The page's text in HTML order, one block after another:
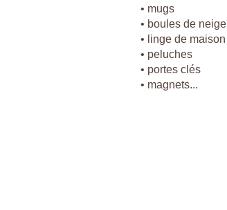
• mugs
• boules de neige
• linge de maison
• peluches
• portes clés
• magnets...